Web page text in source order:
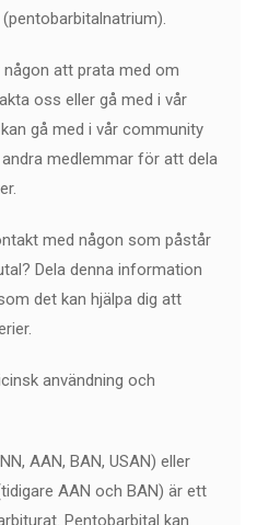
någon att prata med om
oss eller gå med i vår
gå med i vår community
medlemmar för att dela
med någon som påstår
Dela denna information
det kan hjälpa dig att
användning och
AAN, BAN, USAN) eller
AAN och BAN) är ett
Pentobarbital kan